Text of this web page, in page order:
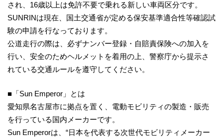
され、16歳以上は免許不要で乗れる新しい車両区分です。
SUNRINは現在、国土交通省が定める保安基準適合性等確認試
験の申請を行なっております。
公道走行の際は、必ずナンバー登録・自賠責保険への加入を
行い、安全のためヘルメットを着用の上、警察庁から提示さ
れている交通ルールを遵守してください。
■「Sun Emperor」とは
愛知県名古屋市に拠点を置く、電動モビリティの製造・販売
を行っている国内メーカーです。
Sun Emperorは、“日本を代表する次世代モビリティメーカー